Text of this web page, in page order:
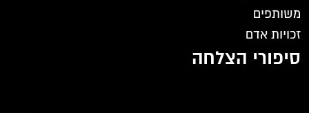
משותפים
זכויות אדם
סיפורי הצלחה